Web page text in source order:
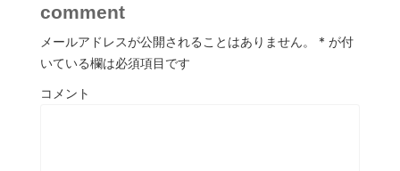
comment
メールアドレスが公開されることはありません。 * が付
いている欄は必須項目です
コメント